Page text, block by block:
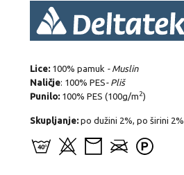
Lice:100% pamuk - Muslin
Naličje: 100% PES- Pliš
Punilo:100% PES (100g/m2)
Skupljanje:po dužini 2%, po širini 2%